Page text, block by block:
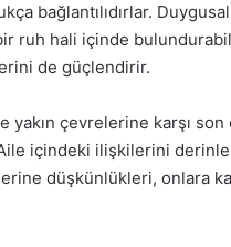
bağlantılıdırlar.
ruh hali içinde
de güçlendirir.
çevrelerine karşı son
içindeki ilişkilerini
düşkünlükleri, onlara